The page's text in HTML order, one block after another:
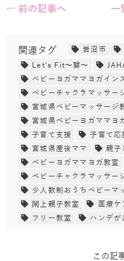
← 前の記事へ 一
関連タグ 岩沼市
Let's Fit〜繋〜
ベビーヨガママヨガイン
ベビーチャクラマッサー
宮城県ベビーマッサージ
宮城県ベビーヨガママヨ
子育て支援
子育て応
宮城県産後ママ
親子
ベビーヨガママヨガ教室
ベビーチャクラマッサー
少人数制おうちベビーマ
閖上親子教室
医療ケ
フリー教室
ハンデが
この記